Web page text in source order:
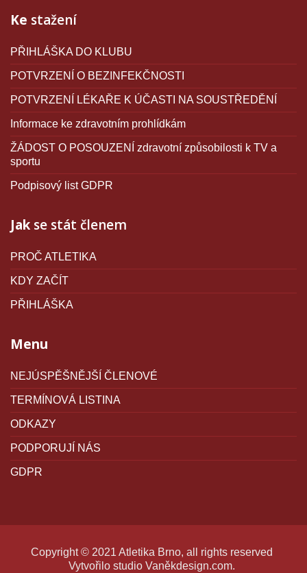
Ke stažení
PŘIHLÁŠKA DO KLUBU
POTVRZENÍ O BEZINFEKČNOSTI
POTVRZENÍ LÉKAŘE K ÚČASTI NA SOUSTŘEDĚNÍ
Informace ke zdravotním prohlídkám
ŽÁDOST O POSOUZENÍ zdravotní způsobilosti k TV a
sportu
Podpisový list GDPR
Jak se stát členem
PROČ ATLETIKA
KDY ZAČÍT
PŘIHLÁŠKA
Menu
NEJÚSPĚŠNĚJŠÍ ČLENOVÉ
TERMÍNOVÁ LISTINA
ODKAZY
PODPORUJÍ NÁS
GDPR
Copyright © 2021 Atletika Brno, all rights reserved
Vytvořilo studioVaněkdesign.com.